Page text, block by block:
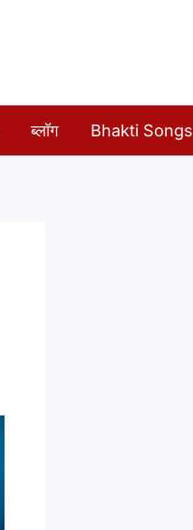
ब्लॉग Bhakti Songs